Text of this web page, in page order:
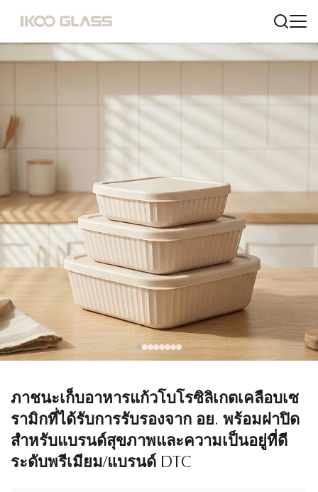
ภาชนะเก็บอาหารแก้วโบโรซิลิเกตเคลือบเซ
รามิกที่ได้รับการรับรองจาก อย. พร้อมฝาปิด
สำหรับแบรนด์สุขภาพและความเป็นอยู่ที่ดี
ระดับพรีเมียม/แบรนด์ DTC